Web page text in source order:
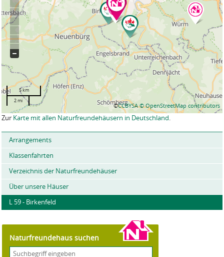
©CCBYSA © OpenStreetMap contributors
5 km
2 mi
Zur Karte mit allen Naturfreundehäusern in Deutschland.
Arrangements
Klassenfahrten
Verzeichnis der Naturfreundehäuser
Über unsere Häuser
L 59 - Birkenfeld
Naturfreundehaus suchen